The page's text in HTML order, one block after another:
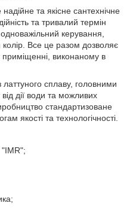
та якісне сантехнічне
та тривалий термін
керування,
колір. Все це разом дозволяє
виконаному в
сплаву, головними
дії води та можливих
стандартизоване
якості та технологічності.
"IMR";